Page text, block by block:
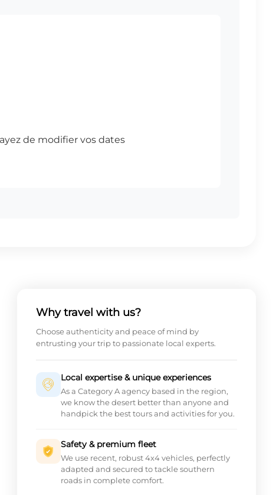
Why travel with us?
Choose authenticity and peace of mind by
entrusting your trip to passionate local experts.
Local expertise & unique experiences
As a Category A agency based in the region,
we know the desert better than anyone and
handpick the best tours and activities for you.
Safety & premium fleet
We use recent, robust 4x4 vehicles, perfectly
adapted and secured to tackle southern
roads in complete comfort.